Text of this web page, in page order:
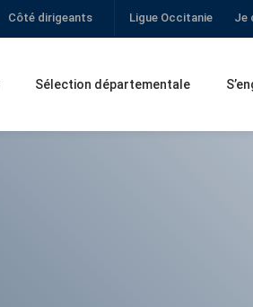
Côté dirigeants Ligue Occitanie Je
Sélection départementale